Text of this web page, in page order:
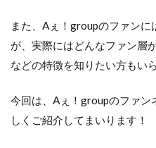
また、Aぇ！groupのファン
が、実際にはどんなファン層
などの特徴を知りたい方もい
今回は、Aぇ！groupのファン
しくご紹介してまいります！